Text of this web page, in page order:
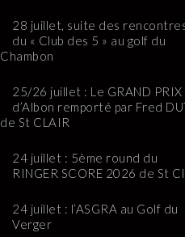
28 juillet, suite des
du « Club des 5 » au golf du
Chambon
25/26 juillet : Le GRAND PRIX
d’Albon remporté par Fred
de St CLAIR
24 juillet : 5ème round du
RINGER SCORE 2026 de St
24 juillet : l’ASGRA au Golf du
Verger